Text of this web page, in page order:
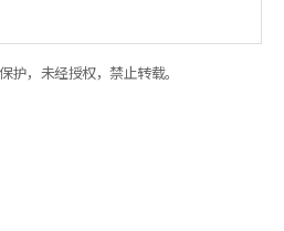
护，未经授权，禁止转载。